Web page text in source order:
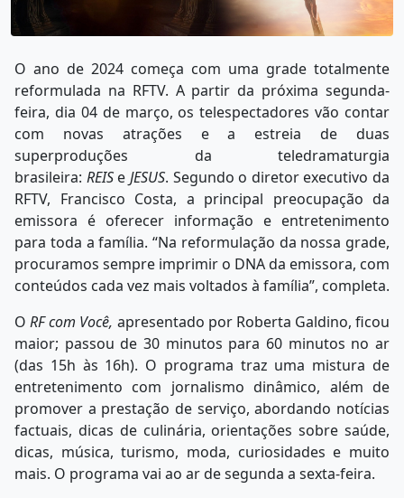
O ano de 2024 começa com uma grade totalmente
reformulada na RFTV. A partir da próxima segunda-
feira, dia 04 de março, os telespectadores vão contar
com novas atrações e a estreia de duas
superproduções da teledramaturgia
brasileira: REISe JESUS. Segundo o diretor executivo da
RFTV, Francisco Costa, a principal preocupação da
emissora é oferecer informação e entretenimento
para toda a família. “Na reformulação da nossa grade,
procuramos sempre imprimir o DNA da emissora, com
conteúdos cada vez mais voltados à família”, completa.
ORF com Você, apresentado por Roberta Galdino, ficou
maior; passou de 30 minutos para 60 minutos no ar
(das 15h às 16h). O programa traz uma mistura de
entretenimento com jornalismo dinâmico, além de
promover a prestação de serviço, abordando notícias
factuais, dicas de culinária, orientações sobre saúde,
dicas, música, turismo, moda, curiosidades e muito
mais. O programa vai ao ar de segunda a sexta-feira.